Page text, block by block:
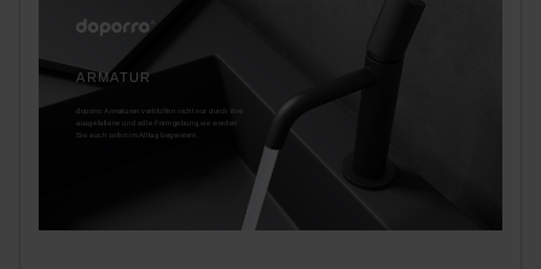
ARMATUR
doporro Armaturen verblüffen nicht nur durch ihre
ausgefallene und edle Formgebung,sie werden
Sie auch sofort im Alltag begeistern.